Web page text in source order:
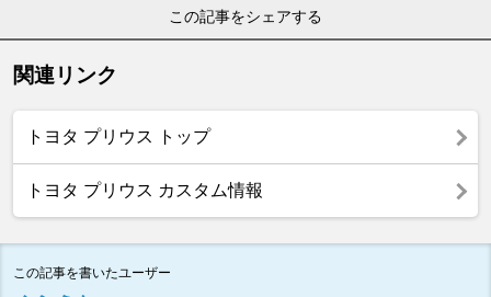
この記事をシェアする
関連リンク
トヨタ プリウス トップ
トヨタ プリウス カスタム情報
この記事を書いたユーザー